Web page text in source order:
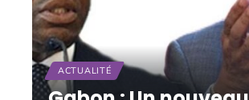
ACTUALITÉ